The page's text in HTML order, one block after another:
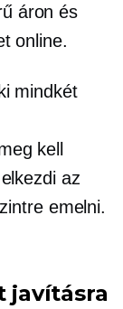
áron és
online.
mindkét
kell
az
emelni.
javításra